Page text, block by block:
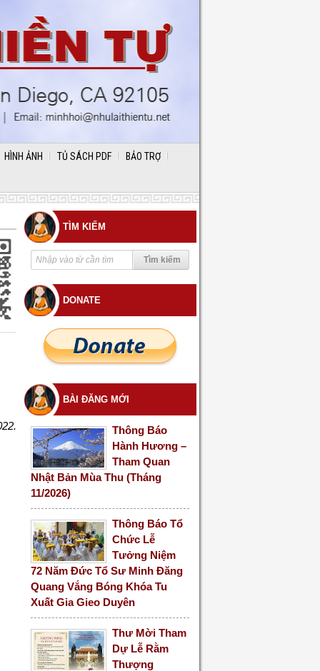
HÌNH ẢNH TỦ SÁCH PDF BẢO TRỢ
TÌM KIẾM
DONATE
BÀI ĐĂNG MỚI
Thông Báo
Hành Hương –
Tham Quan
Nhật Bản Mùa Thu (Tháng
11/2026)
Thông Báo Tổ
Chức Lễ
Tưởng Niệm
72 Năm Đức Tổ Sư Minh Đăng
Quang Vắng Bóng Khóa Tu
Xuất Gia Gieo Duyên
Thư Mời Tham
Dự Lễ Rằm
Thượng